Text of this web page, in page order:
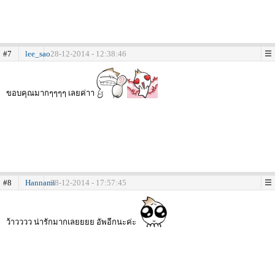
#7 lee_sao28-12-2014 - 12:38:46
ขอบคุณมากๆๆๆๆ เลยค่าา
#8 Hannami28-12-2014 - 17:57:45
ว้าวววว น่ารักมากเลยยยย อัพอีกนะค่ะ